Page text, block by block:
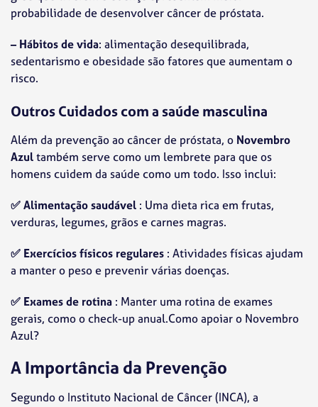
probabilidade de desenvolver câncer de próstata.
– Hábitos de vida: alimentação desequilibrada,
sedentarismo e obesidade são fatores que aumentam o
risco.
Outros Cuidados com a saúde masculina
Além da prevenção ao câncer de próstata, o Novembro
Azultambém serve como um lembrete para que os
homens cuidem da saúde como um todo. Isso inclui:
✅Alimentação saudável : Uma dieta rica em frutas,
verduras, legumes, grãos e carnes magras.
✅ Exercícios físicos regulares : Atividades físicas ajudam
a manter o peso e prevenir várias doenças.
✅ Exames de rotina : Manter uma rotina de exames
gerais, como o check-up anual.Como apoiar o Novembro
Azul?
A Importância da Prevenção
Segundo o Instituto Nacional de Câncer (INCA), a